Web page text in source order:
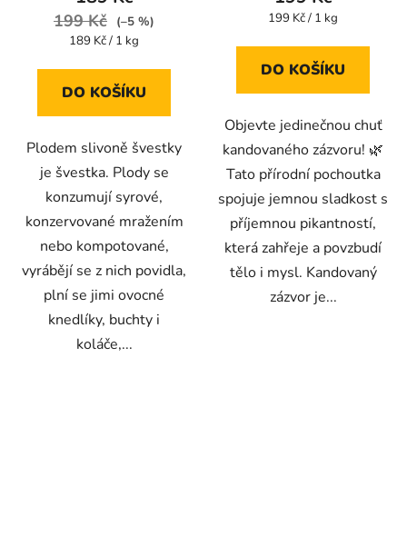
je
4,4
5
199 Kč
(–5 %)
Měrná
189 Kč / 1 kg
DO KOŠÍKU
Plodem slivoně švestky
je švestka. Plody se
konzumují syrové,
konzervované mražením
nebo kompotované,
vyrábějí se z nich povidla,
plní se jimi ovocné
knedlíky, buchty i
koláče,...
Měrná
199 Kč / 1 kg
DO KOŠÍKU
Objevte jedinečnou chuť
kandovaného zázvoru! 🌿
Tato přírodní pochoutka
spojuje jemnou sladkost s
příjemnou pikantností,
která zahřeje a povzbudí
tělo i mysl. Kandovaný
zázvor je...